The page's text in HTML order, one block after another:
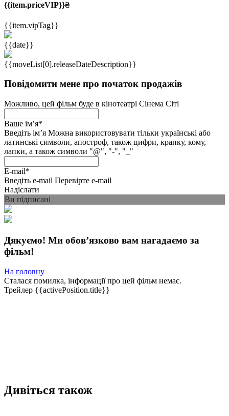
{{item.priceVIP}}₴
{{item.vipTag}}
{{date}}
{{moveList[0].releaseDateDescription}}
Повідомити мене про початок продажів
Можливо, цей фільм буде в кінотеатрі Сінема Сіті
Ваше імʼя*
Введіть імʼя Можна використовувати тільки українські або
латинські символи, апостроф, також цифри, крапку, кому,
лапки, а також символи "@", "-", "_"
E-mail*
Введіть e-mail Перевірте e-mail
Надіслати
Ви підписані
Дякуємо! Ми обовʼязково вам нагадаємо за
фільм!
На головну
Сталася помилка, інформації про цей фільм немає.
Трейлер {{activePosition.title}}
Дивіться також